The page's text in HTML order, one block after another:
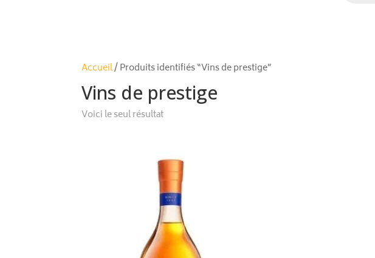
Accueil/ Produits identifiés “Vins de prestige”
Vins de prestige
Voici le seul résultat